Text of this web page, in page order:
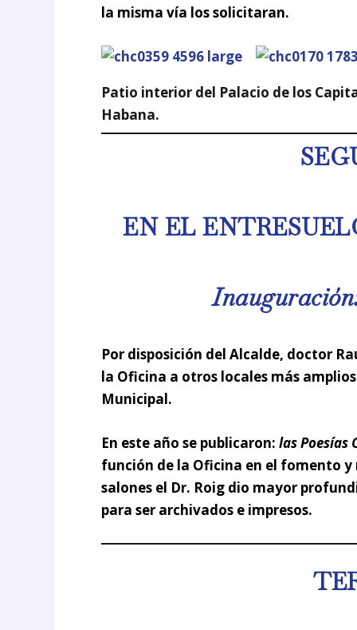
la misma vía los solicitaran.
Patio interior del Palacio de los
Habana.
EN EL
Por disposición del Alcalde, doctor
la Oficina a otros locales más
Municipal.
En este año se publicaron:las Poesías
función de la Oficina en el fomento
salones el Dr. Roig dio mayor
para ser archivados e impresos.